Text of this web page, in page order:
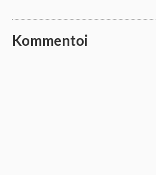
Kommentoi